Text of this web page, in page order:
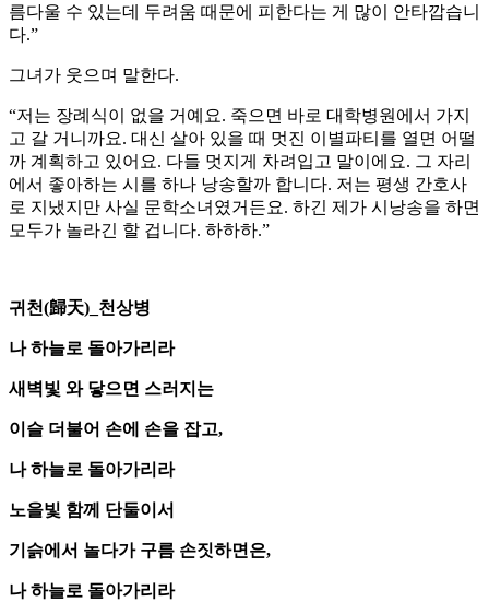
름다울 수 있는데 두려움 때문에 피한다는 게 많이 안타깝습니
다.”
그녀가 웃으며 말한다.
“저는 장례식이 없을 거예요. 죽으면 바로 대학병원에서 가지
고 갈 거니까요. 대신 살아 있을 때 멋진 이별파티를 열면 어떨
까 계획하고 있어요. 다들 멋지게 차려입고 말이에요. 그 자리
에서 좋아하는 시를 하나 낭송할까 합니다. 저는 평생 간호사
로 지냈지만 사실 문학소녀였거든요. 하긴 제가 시낭송을 하면
모두가 놀라긴 할 겁니다. 하하하.”
귀천(歸天)_천상병
나 하늘로 돌아가리라
새벽빛 와 닿으면 스러지는
이슬 더불어 손에 손을 잡고,
나 하늘로 돌아가리라
노을빛 함께 단둘이서
기슭에서 놀다가 구름 손짓하면은,
나 하늘로 돌아가리라